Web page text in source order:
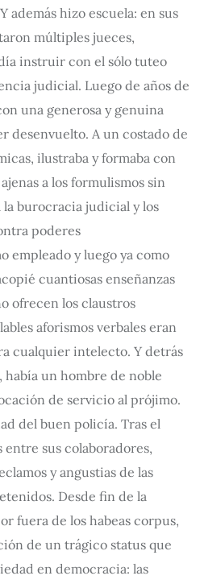
además hizo escuela: en sus
múltiples jueces,
instruir con el sólo tuteo
judicial. Luego de años de
una generosa y genuina
desenvuelto. A un costado de
ilustraba y formaba con
a los formulismos sin
burocracia judicial y los
poderes
empleado y luego ya como
cuantiosas enseñanzas
ofrecen los claustros
aforismos verbales eran
cualquier intelecto. Y detrás
un hombre de noble
de servicio al prójimo.
del buen policía. Tras el
sus colaboradores,
y angustias de las
Desde fin de la
fuera de los habeas corpus,
de un trágico status que
en democracia: las